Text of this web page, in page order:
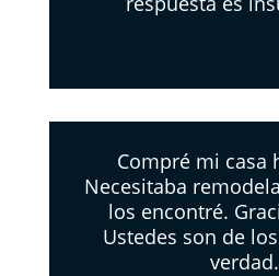
Compré mi casa
Necesitaba
los encontré.
Ustedes son de
verdad.